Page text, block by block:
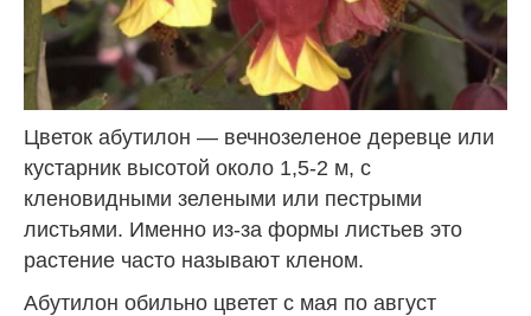
Цветок абутилон — вечнозеленое деревце или
кустарник высотой около 1,5-2 м, с
кленовидными зелеными или пестрыми
листьями. Именно из-за формы листьев это
растение часто называют кленом.
Абутилон обильно цветет с мая по август